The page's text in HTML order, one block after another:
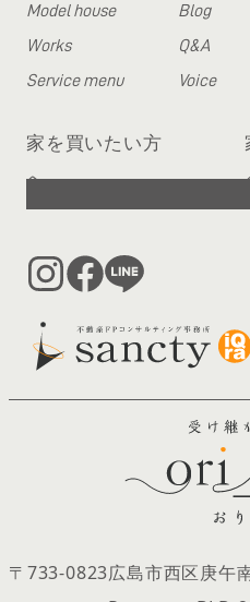
〒733-0823広島市西区庚午
Model house
Works
Service menu
Blog
Q&A
Voice
家を買いたい方
へ